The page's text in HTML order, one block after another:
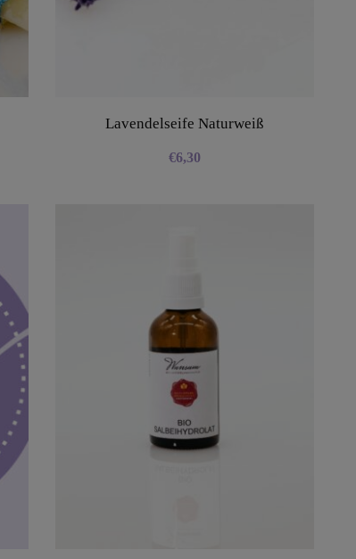
Lavendelseife Naturweiß
€6,30